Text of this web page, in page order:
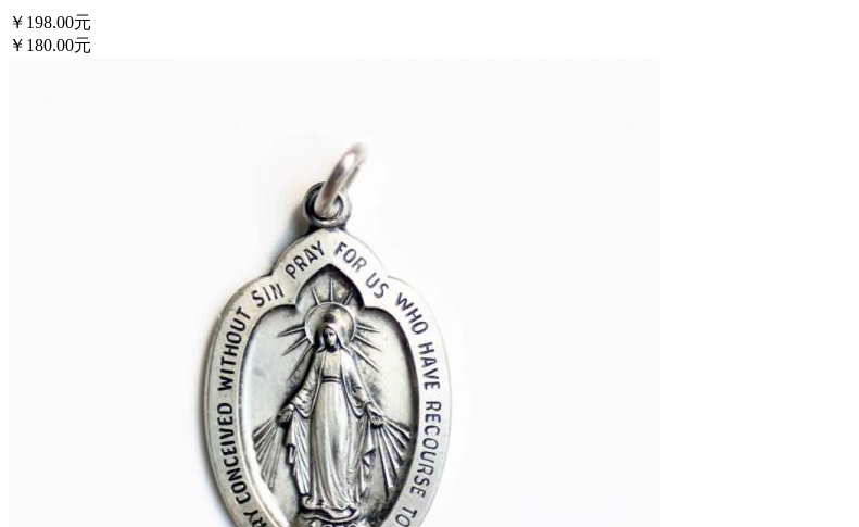
￥198.00元
￥180.00元